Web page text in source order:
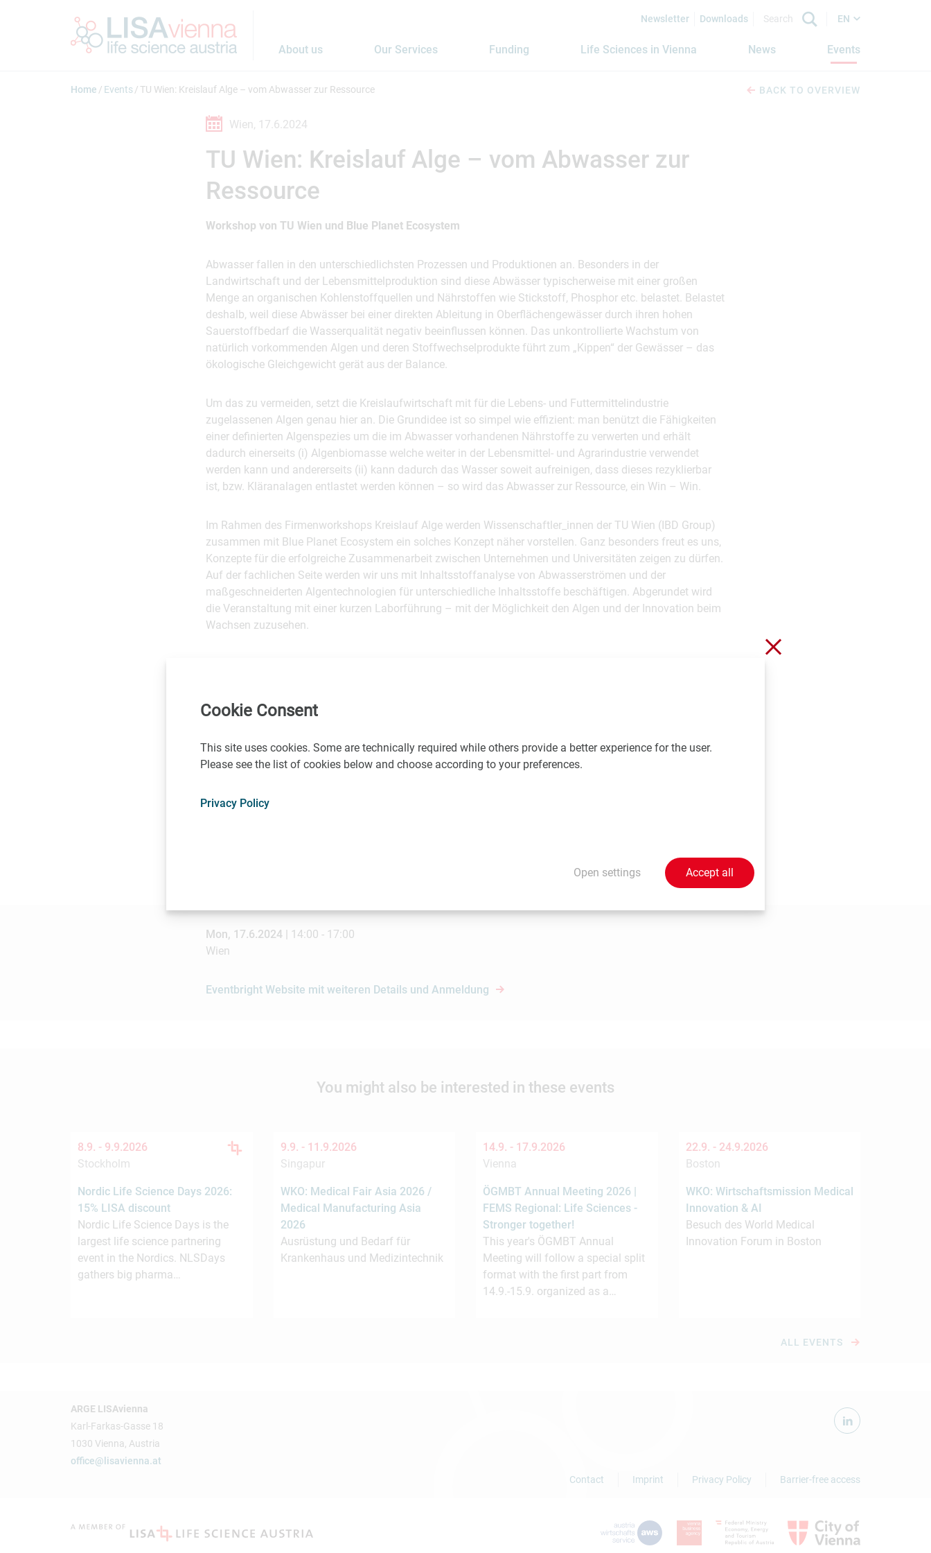
Newsletter Downloads EN
About us Our Services Funding Life Sciences in Vienna News Events
Home Events TU Wien: Kreislauf Alge – vom Abwasser zur Ressource BACK TO OVERVIEW
Wien, 17.6.2024
TU Wien: Kreislauf Alge – vom Abwasser zur
Ressource
Workshop von TU Wien und Blue Planet Ecosystem
Abwasser fallen in den unterschiedlichsten Prozessen und Produktionen an. Besonders in der
Landwirtschaft und der Lebensmittelproduktion sind diese Abwässer typischerweise mit einer großen
Menge an organischen Kohlenstoffquellen und Nährstoffen wie Stickstoff, Phosphor etc. belastet. Belastet
deshalb, weil diese Abwässer bei einer direkten Ableitung in Oberflächengewässer durch ihren hohen
Sauerstoffbedarf die Wasserqualität negativ beeinflussen können. Das unkontrollierte Wachstum von
natürlich vorkommenden Algen und deren Stoffwechselprodukte führt zum „Kippen“ der Gewässer – das
ökologische Gleichgewicht gerät aus der Balance.
Um das zu vermeiden, setzt die Kreislaufwirtschaft mit für die Lebens- und Futtermittelindustrie
zugelassenen Algen genau hier an. Die Grundidee ist so simpel wie effizient: man benützt die Fähigkeiten
einer definierten Algenspezies um die im Abwasser vorhandenen Nährstoffe zu verwerten und erhält
dadurch einerseits (i) Algenbiomasse welche weiter in der Lebensmittel- und Agrarindustrie verwendet
werden kann und andererseits (ii) kann dadurch das Wasser soweit aufreinigen, dass dieses rezyklierbar
ist, bzw. Kläranalagen entlastet werden können – so wird das Abwasser zur Ressource, ein Win – Win.
Im Rahmen des Firmenworkshops Kreislauf Alge werden Wissenschaftler_innen der TU Wien (IBD Group)
zusammen mit Blue Planet Ecosystem ein solches Konzept näher vorstellen. Ganz besonders freut es uns,
Konzepte für die erfolgreiche Zusammenarbeit zwischen Unternehmen und Universitäten zeigen zu dürfen.
Auf der fachlichen Seite werden wir uns mit Inhaltsstoffanalyse von Abwasserströmen und der
maßgeschneiderten Algentechnologien für unterschiedliche Inhaltsstoffe beschäftigen. Abgerundet wird
die Veranstaltung mit einer kurzen Laborführung – mit der Möglichkeit den Algen und der Innovation beim
Wachsen zuzusehen.
Agenda
14:30 - 15:00: Nachhaltige Bioprozessierungstechniken - Dr. Julian Kopp
Mon, 17.6.2024 | 14:00 - 17:00
Wien
Eventbright Website mit weiteren Details und Anmeldung
You might also be interested in these events
8.9. - 9.9.2026
Stockholm
Nordic Life Science Days 2026:
15% LISA discount
Nordic Life Science Days is the
largest life science partnering
event in the Nordics. NLSDays
gathers big pharma…
9.9. - 11.9.2026
Singapur
WKO: Medical Fair Asia 2026 /
Medical Manufacturing Asia
2026
Ausrüstung und Bedarf für
Krankenhaus und Medizintechnik
14.9. - 17.9.2026
Vienna
ÖGMBT Annual Meeting 2026 |
FEMS Regional: Life Sciences -
Stronger together!
This year's ÖGMBT Annual
Meeting will follow a special split
format with the first part from
14.9.-15.9. organized as a…
22.9. - 24.9.2026
Boston
WKO: Wirtschaftsmission Medical
Innovation & AI
Besuch des World Medical
Innovation Forum in Boston
ALL EVENTS
ARGE LISAvienna
Karl-Farkas-Gasse 18
1030 Vienna, Austria
office@lisavienna.at
Contact
Imprint Privacy Policy Barrier-free access
Close without saving
Cookie Consent
This site uses cookies. Some are technically required while others provide a better experience for the user.
Please see the list of cookies below and choose according to your preferences.
Privacy Policy
Open settings Accept all